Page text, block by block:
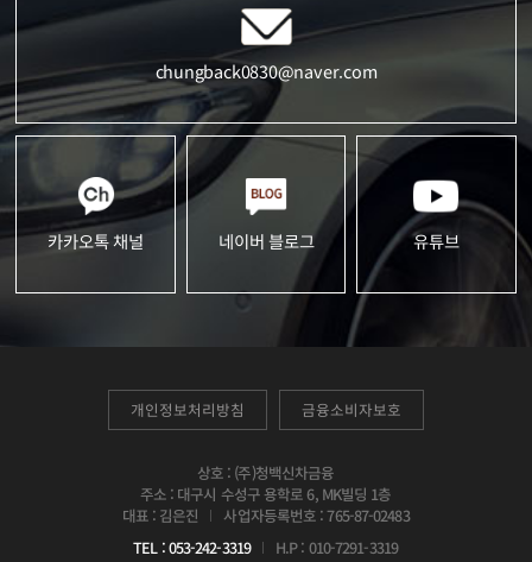
chungback0830@naver.com
카카오톡 채널 네이버 블로그 유튜브
개인정보처리방침 금융소비자보호
상호 : (주)청백신차금융
주소 : 대구시 수성구 용학로 6, MK빌딩 1층
대표 : 김은진 사업자등록번호 : 765-87-02483
TEL : 053-242-3319 H.P : 010-7291-3319